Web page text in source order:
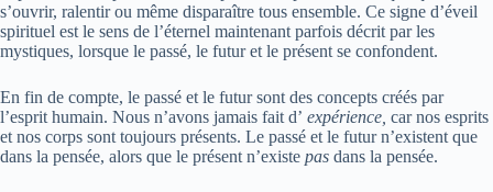
s’ouvrir, ralentir ou même disparaître tous ensemble. Ce signe d’éveil
spirituel est le sens de l’éternel maintenant parfois décrit par les
mystiques, lorsque le passé, le futur et le présent se confondent.
En fin de compte, le passé et le futur sont des concepts créés par
l’esprit humain. Nous n’avons jamais fait d’ expérience, car nos esprits
et nos corps sont toujours présents. Le passé et le futur n’existent que
dans la pensée, alors que le présent n’existe pas dans la pensée.